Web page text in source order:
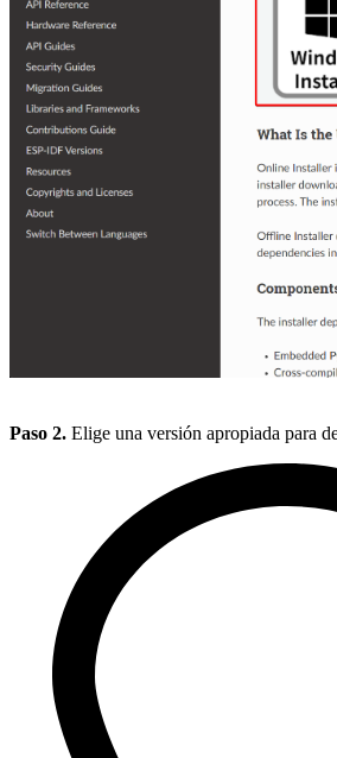
Paso 2. Elige una versión apropiada para